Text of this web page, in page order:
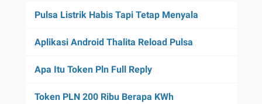
Pulsa Listrik Habis Tapi Tetap Menyala
Aplikasi Android Thalita Reload Pulsa
Apa Itu Token Pln Full Reply
Token PLN 200 Ribu Berapa KWh